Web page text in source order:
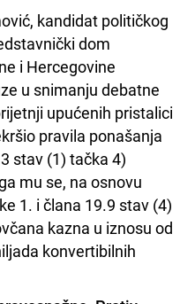
kandidat političkog
dom
i Hercegovine
u snimanju debatne
upućenih pristalici
pravila ponašanja
stav (1) tačka 4)
mu se, na osnovu
1. i člana 19.9 stav (4)
kazna u iznosu od
konvertibilnih